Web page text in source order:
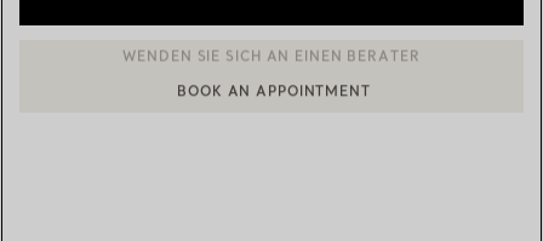
EINEN KUNDENBERATER KONTAKTIEREN ODER EINEN